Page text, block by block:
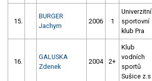
15.
BURGER
Jachym
2006 1
Univerzitní
sportovní
klub Pra
16.
GALUSKA
Zdenek
2004 2+
Klub
vodních
sportů
Sušice z.s